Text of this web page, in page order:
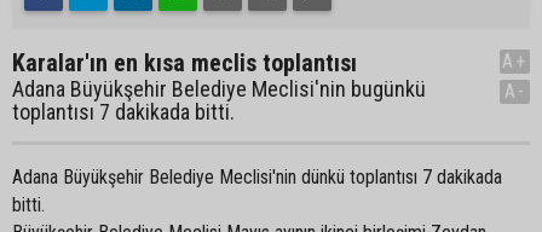
Karalar'ın en kısa meclis toplantısı
Adana Büyükşehir Belediye Meclisi'nin bugünkü
toplantısı 7 dakikada bitti.
A+
A-
Adana Büyükşehir Belediye Meclisi'nin dünkü toplantısı 7 dakikada
bitti.